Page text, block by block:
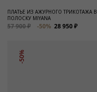
ПЛАТЬЕ ИЗ АЖУРНОГО ТРИКОТАЖА В
ПОЛОСКУ MIYANA
57 900 ₽ -50% 28 950 ₽
-50%